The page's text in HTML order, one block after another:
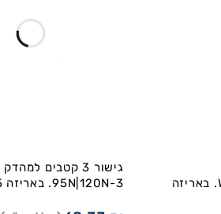
WEIDMULLER WDU 50N. באריזה
95N|120N-3. באריזה 5 יח'